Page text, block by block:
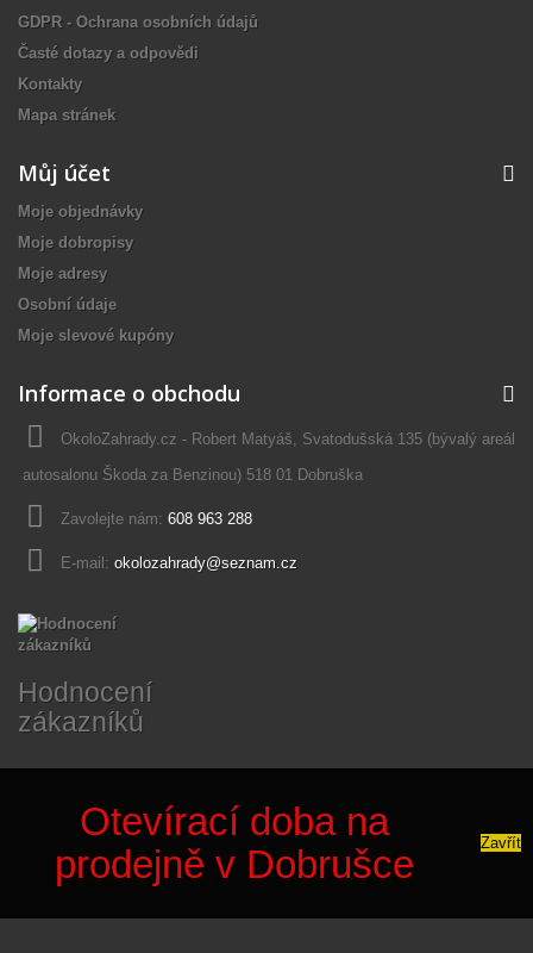
GDPR - Ochrana osobních údajů
Časté dotazy a odpovědi
Kontakty
Mapa stránek
Můj účet
Moje objednávky
Moje dobropisy
Moje adresy
Osobní údaje
Moje slevové kupóny
Informace o obchodu
OkoloZahrady.cz - Robert Matyáš, Svatodušská 135 (bývalý areál
autosalonu Škoda za Benzinou) 518 01 Dobruška
Zavolejte nám: 608 963 288
E-mail: okolozahrady@seznam.cz
Hodnocení
zákazníků
Otevírací doba na
prodejně v Dobrušce
Zavřít